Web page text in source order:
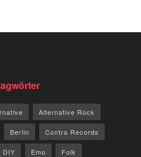
Alternative Rock
Berlin Contra Records
DIY Emo Folk